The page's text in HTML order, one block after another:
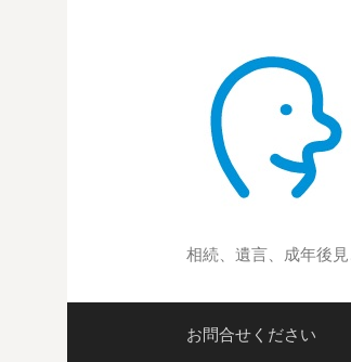
相続、遺言、成年後
お問合せください